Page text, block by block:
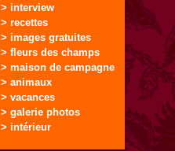
> interview
> recettes
> images gratuites
> fleurs des champs
> maison de campagne
> animaux
> vacances
> galerie photos
> intérieur